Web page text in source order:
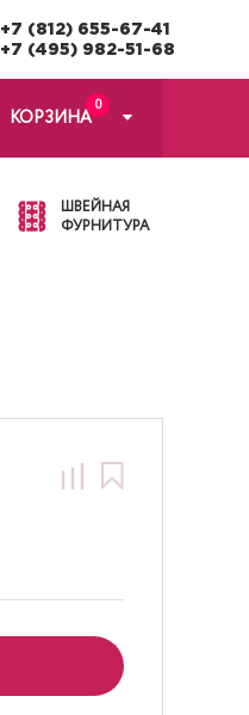
+7 (812) 655-67-41
+7 (495) 982-51-68
0
КОРЗИНА
ШВЕЙНАЯ
ФУРНИТУРА